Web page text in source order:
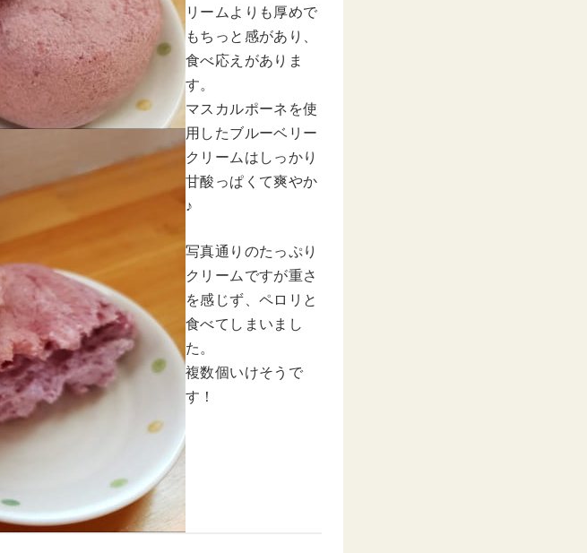
リームよりも厚めで
もちっと感があり、
食べ応えがありま
す。
マスカルポーネを使
用したブルーベリー
クリームはしっかり
甘酸っぱくて爽やか
♪
写真通りのたっぷり
クリームですが重さ
を感じず、ペロリと
食べてしまいまし
た。
複数個いけそうで
す！